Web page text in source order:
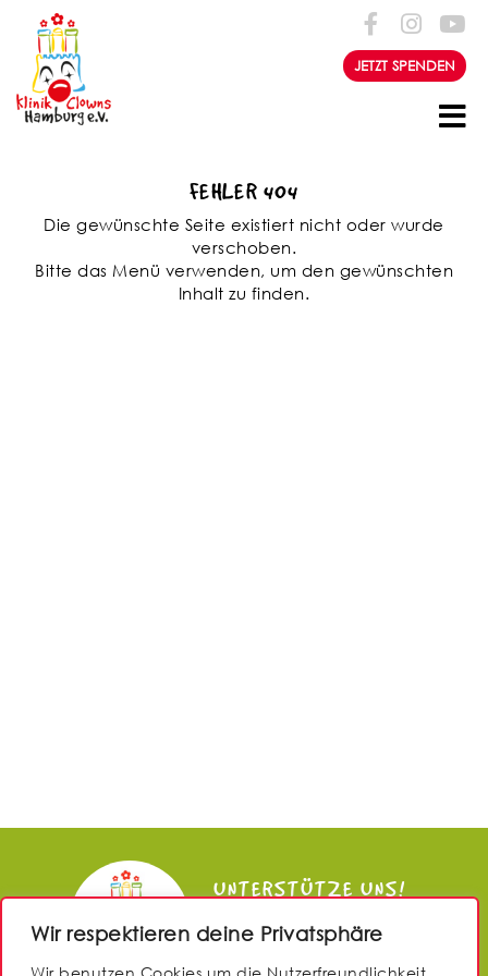
Wir respektieren deine Privatsphäre
Zum Inhalt springen
JETZT SPENDEN
FEHLER 404
Die gewünschte Seite existiert nicht oder wurde
verschoben.
Bitte das Menü verwenden, um den gewünschten
Inhalt zu finden.
UNTERSTÜTZE UNS!
JETZT SPENDEN